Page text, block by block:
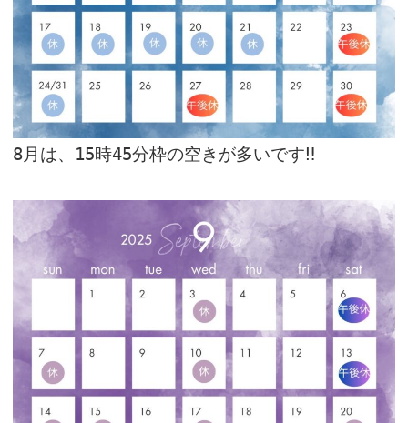
8月は、15時45分枠の空きが多いです‼︎